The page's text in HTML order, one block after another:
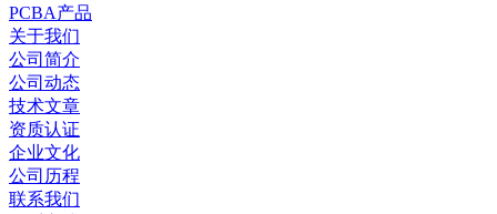
PCBA产品
关于我们
公司简介
公司动态
技术文章
资质认证
企业文化
公司历程
联系我们